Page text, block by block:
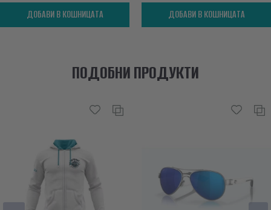
ДОБАВИ В КОШНИЦАТА ДОБАВИ В КОШНИЦАТА
ПОДОБНИ ПРОДУКТИ